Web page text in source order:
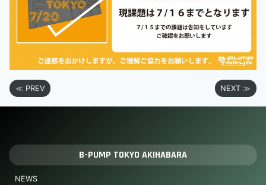
≪ PREV NEXT ≫
B-PUMP TOKYO AKIHABARA
NEWS